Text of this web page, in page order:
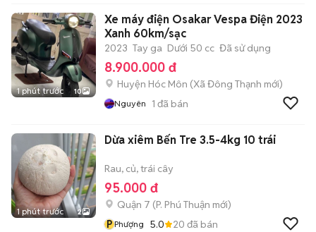
1 phút trước 10
Xe máy điện Osakar Vespa Điện 2023
Xanh 60km/sạc
2023 Tay ga Dưới 50 cc Đã sử dụng
8.900.000 đ
Huyện Hóc Môn (Xã Đông Thạnh mới)
Nguyên 1 đã bán
1 phút trước 2
Dừa xiêm Bến Tre 3.5-4kg 10 trái
Rau, củ, trái cây
95.000 đ
Quận 7 (P. Phú Thuận mới)
P Phượng 5.0 20 đã bán